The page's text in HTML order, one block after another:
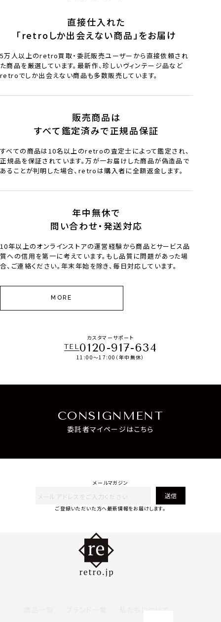
直接仕入れた
「retroしか出会えない商品」をお届け
5万人以上のretro買取・委託販売ユーザーから直接依頼され
た商品を厳選しています。最新作、珍しいヴィンテージ品など
retroでしか出会えない商品も多数販売しています。
販売商品は
すべて鑑定済みで正規品保証
すべての商品は10名以上のretroの査定士によって鑑定され、
正規品を保証されています。万が一お届けした商品が偽造品で
あることが判明した場合、retroは購入者に全額返金します。
年中無休で
問い合わせ・発送対応
10年以上のオンラインストアの運営経験から商品とサービス品
質への信用を第一に考えています。もし品質に問題があった場
合、ご連絡ください。年末年始を除き、毎日対応しています。
MORE
カスタマーサポート
TEL0120-917-634
11:00～17:00（年中無休）
CONSIGNMENT
委託者マイページはこちら
メールマガジン
送信
ご登録いただいた方へ最新情報をお届けします。